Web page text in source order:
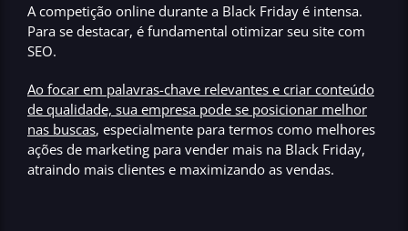
A competição online durante a Black Friday é intensa.
Para se destacar, é fundamental otimizar seu site com
SEO.
Ao focar em palavras-chave relevantes e criar conteúdo
de qualidade, sua empresa pode se posicionar melhor
nas buscas, especialmente para termos como melhores
ações de marketing para vender mais na Black Friday,
atraindo mais clientes e maximizando as vendas.